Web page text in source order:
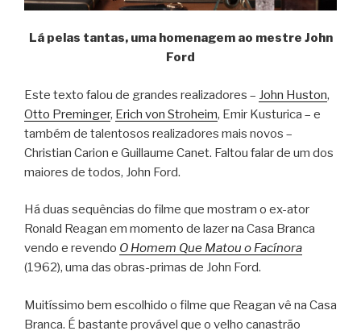
Lá pelas tantas, uma homenagem ao mestre John
Ford
Este texto falou de grandes realizadores – John Huston,
Otto Preminger, Erich von Stroheim, Emir Kusturica – e
também de talentosos realizadores mais novos –
Christian Carion e Guillaume Canet. Faltou falar de um dos
maiores de todos, John Ford.
Há duas sequências do filme que mostram o ex-ator
Ronald Reagan em momento de lazer na Casa Branca
vendo e revendo O Homem Que Matou o Facínora
(1962), uma das obras-primas de John Ford.
Muitíssimo bem escolhido o filme que Reagan vê na Casa
Branca. É bastante provável que o velho canastrão